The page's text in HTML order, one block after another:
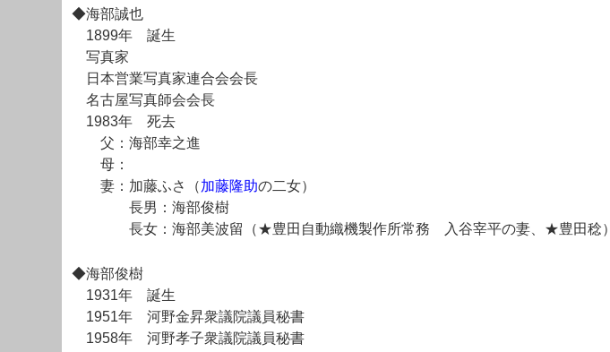
◆海部誠也
1899年 誕生
写真家
日本営業写真家連合会会長
名古屋写真師会会長
1983年 死去
父：海部幸之進
母：
妻：加藤ふさ（加藤隆助の二女）
長男：海部俊樹
長女：海部美波留（★豊田自動織機製作所常務 入谷宰平の妻、★豊田稔）
◆海部俊樹
1931年 誕生
1951年 河野金昇衆議院議員秘書
1958年 河野孝子衆議院議員秘書